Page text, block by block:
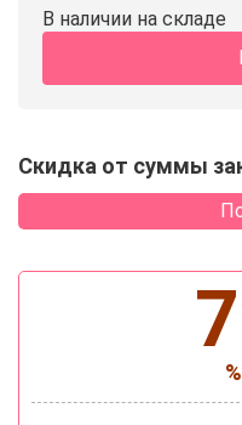
В наличии на складе
Скидка от суммы